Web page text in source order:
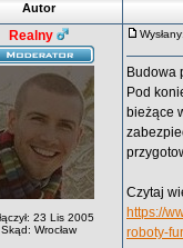
Autor
Realny
23 Lis 2005
Skąd: Wrocław
Budowa
Pod
bieżące
Czytaj
https://
roboty-